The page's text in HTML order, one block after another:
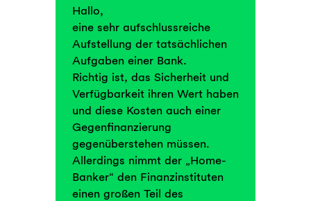
Hallo,
eine sehr aufschlussreiche
Aufstellung der tatsächlichen
Aufgaben einer Bank.
Richtig ist, das Sicherheit und
Verfügbarkeit ihren Wert haben
und diese Kosten auch einer
Gegenfinanzierung
gegenüberstehen müssen.
Allerdings nimmt der „Home-
Banker“ den Finanzinstituten
einen großen Teil des